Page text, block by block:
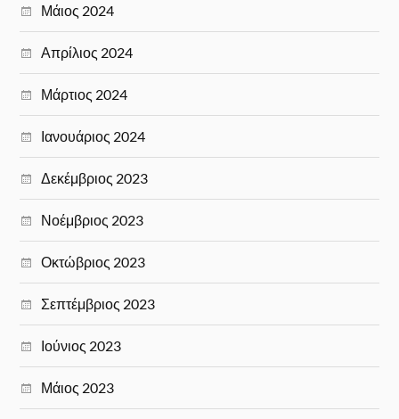
Μάιος 2024
Απρίλιος 2024
Μάρτιος 2024
Ιανουάριος 2024
Δεκέμβριος 2023
Νοέμβριος 2023
Οκτώβριος 2023
Σεπτέμβριος 2023
Ιούνιος 2023
Μάιος 2023